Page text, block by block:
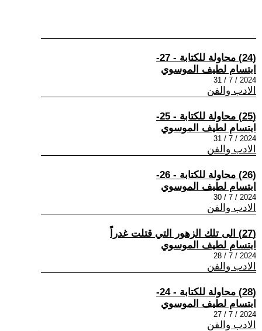
(24) محاولة للكتابة - 27-
ابتسام لطيف الموسوي
2024 / 7 / 31
الادب والفن
(25) محاولة للكتابة - 25-
ابتسام لطيف الموسوي
2024 / 7 / 31
الادب والفن
(26) محاولة للكتابة - 26-
ابتسام لطيف الموسوي
2024 / 7 / 30
الادب والفن
(27) الى تلك الزهور التي قتلت غدراً
ابتسام لطيف الموسوي
2024 / 7 / 28
الادب والفن
(28) محاولة للكتابة - 24-
ابتسام لطيف الموسوي
2024 / 7 / 27
الادب والفن